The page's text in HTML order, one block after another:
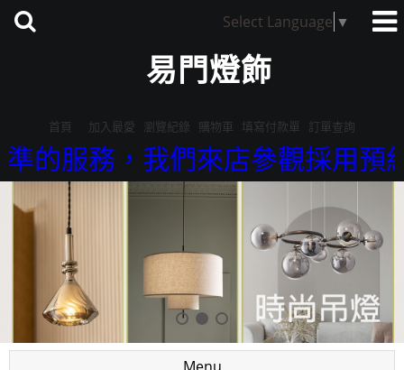
Select Language ▼
易門燈飾
首頁 加入最愛 瀏覽紀錄 購物車 填寫付款單 訂單查詢
務，我們來店參觀採用預約制